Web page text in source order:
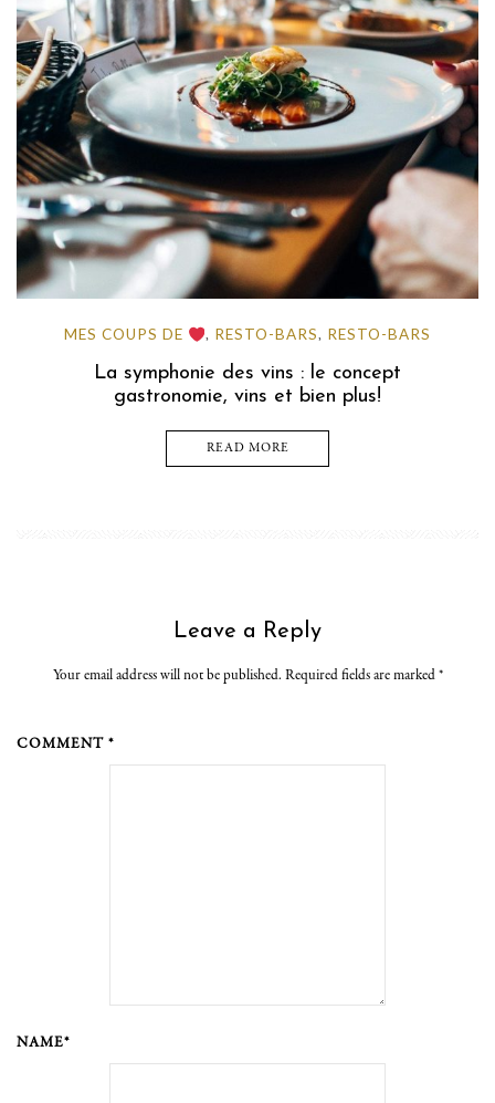
MES COUPS DE , RESTO-BARS, RESTO-BARS
La symphonie des vins : le concept
gastronomie, vins et bien plus!
READ MORE
Leave a Reply
Your email address will not be published. Required fields are marked *
COMMENT *
NAME*